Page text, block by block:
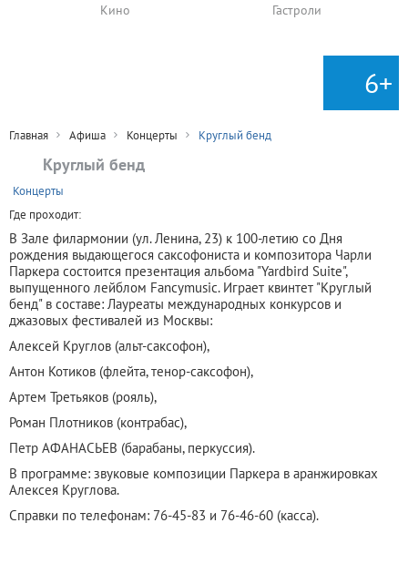
Кино Гастроли
6+
Главная Афиша Концерты Круглый бенд
Круглый бенд
Концерты
Где проходит:
В Зале филармонии (ул. Ленина, 23) к 100-летию со Дня
рождения выдающегося саксофониста и композитора Чарли
Паркера состоится презентация альбома "Yardbird Suite",
выпущенного лейблом Fancymusic. Играет квинтет "Круглый
бенд" в составе: Лауреаты международных конкурсов и
джазовых фестивалей из Москвы:
Алексей Круглов (альт-саксофон),
Антон Котиков (флейта, тенор-саксофон),
Артем Третьяков (рояль),
Роман Плотников (контрабас),
Петр АФАНАСЬЕВ (барабаны, перкуссия).
В программе: звуковые композиции Паркера в аранжировках
Алексея Круглова.
Справки по телефонам: 76-45-83 и 76-46-60 (касса).